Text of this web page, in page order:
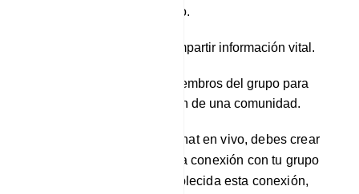
y contenido inapropiado.
Difundir anuncios y compartir información vital.
Involucrarse con los miembros del grupo para
fomentar la construcción de una comunidad.
Para utilizar la función de chat en vivo, debes crear
una cuenta y establecer una conexión con tu grupo
de Telegram. Una vez establecida esta conexión,